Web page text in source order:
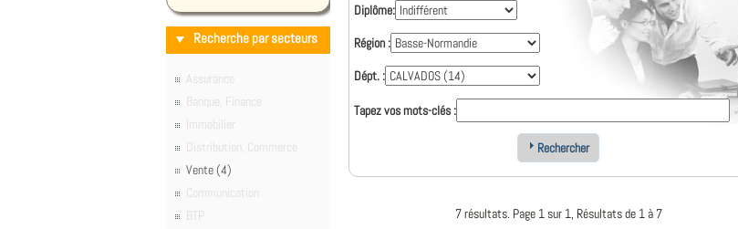
Recherche par secteurs
Assurance
Banque, Finance
Immobilier
Distribution, Commerce
Vente (4)
Communication
BTP
Diplôme:
Région :
Dépt. :
Tapez vos mots-clés :
Rechercher
7 résultats. Page 1 sur 1, Résultats de 1 à 7